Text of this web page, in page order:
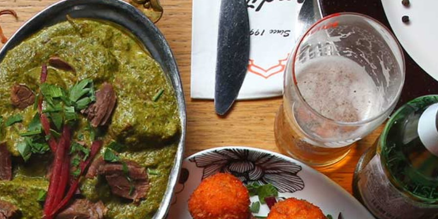
אודות הזמנת שולחן הזמן משלוח תפריטים מועדון אירועים קייטרינג נגישות גלריה צרו קשר הזמן אירוע